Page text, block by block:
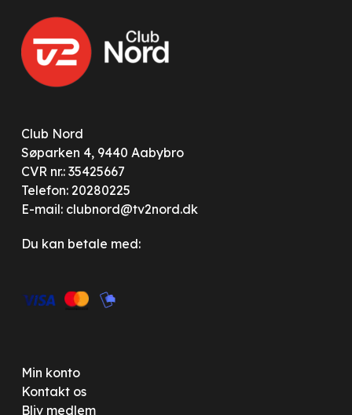
Club Nord
Søparken 4, 9440 Aabybro
CVR nr.: 35425667
Telefon: 20280225
E-mail: clubnord@tv2nord.dk
Du kan betale med:
Min konto
Kontakt os
Bliv medlem